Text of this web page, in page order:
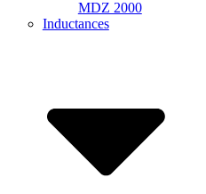
MDZ 2000
Inductances